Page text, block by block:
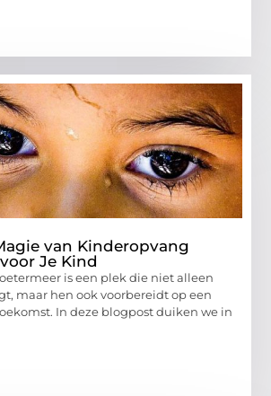
van Kinderopvang
Je Kind
is een plek die niet alleen
maar hen ook voorbereidt op een
In deze blogpost duiken we in